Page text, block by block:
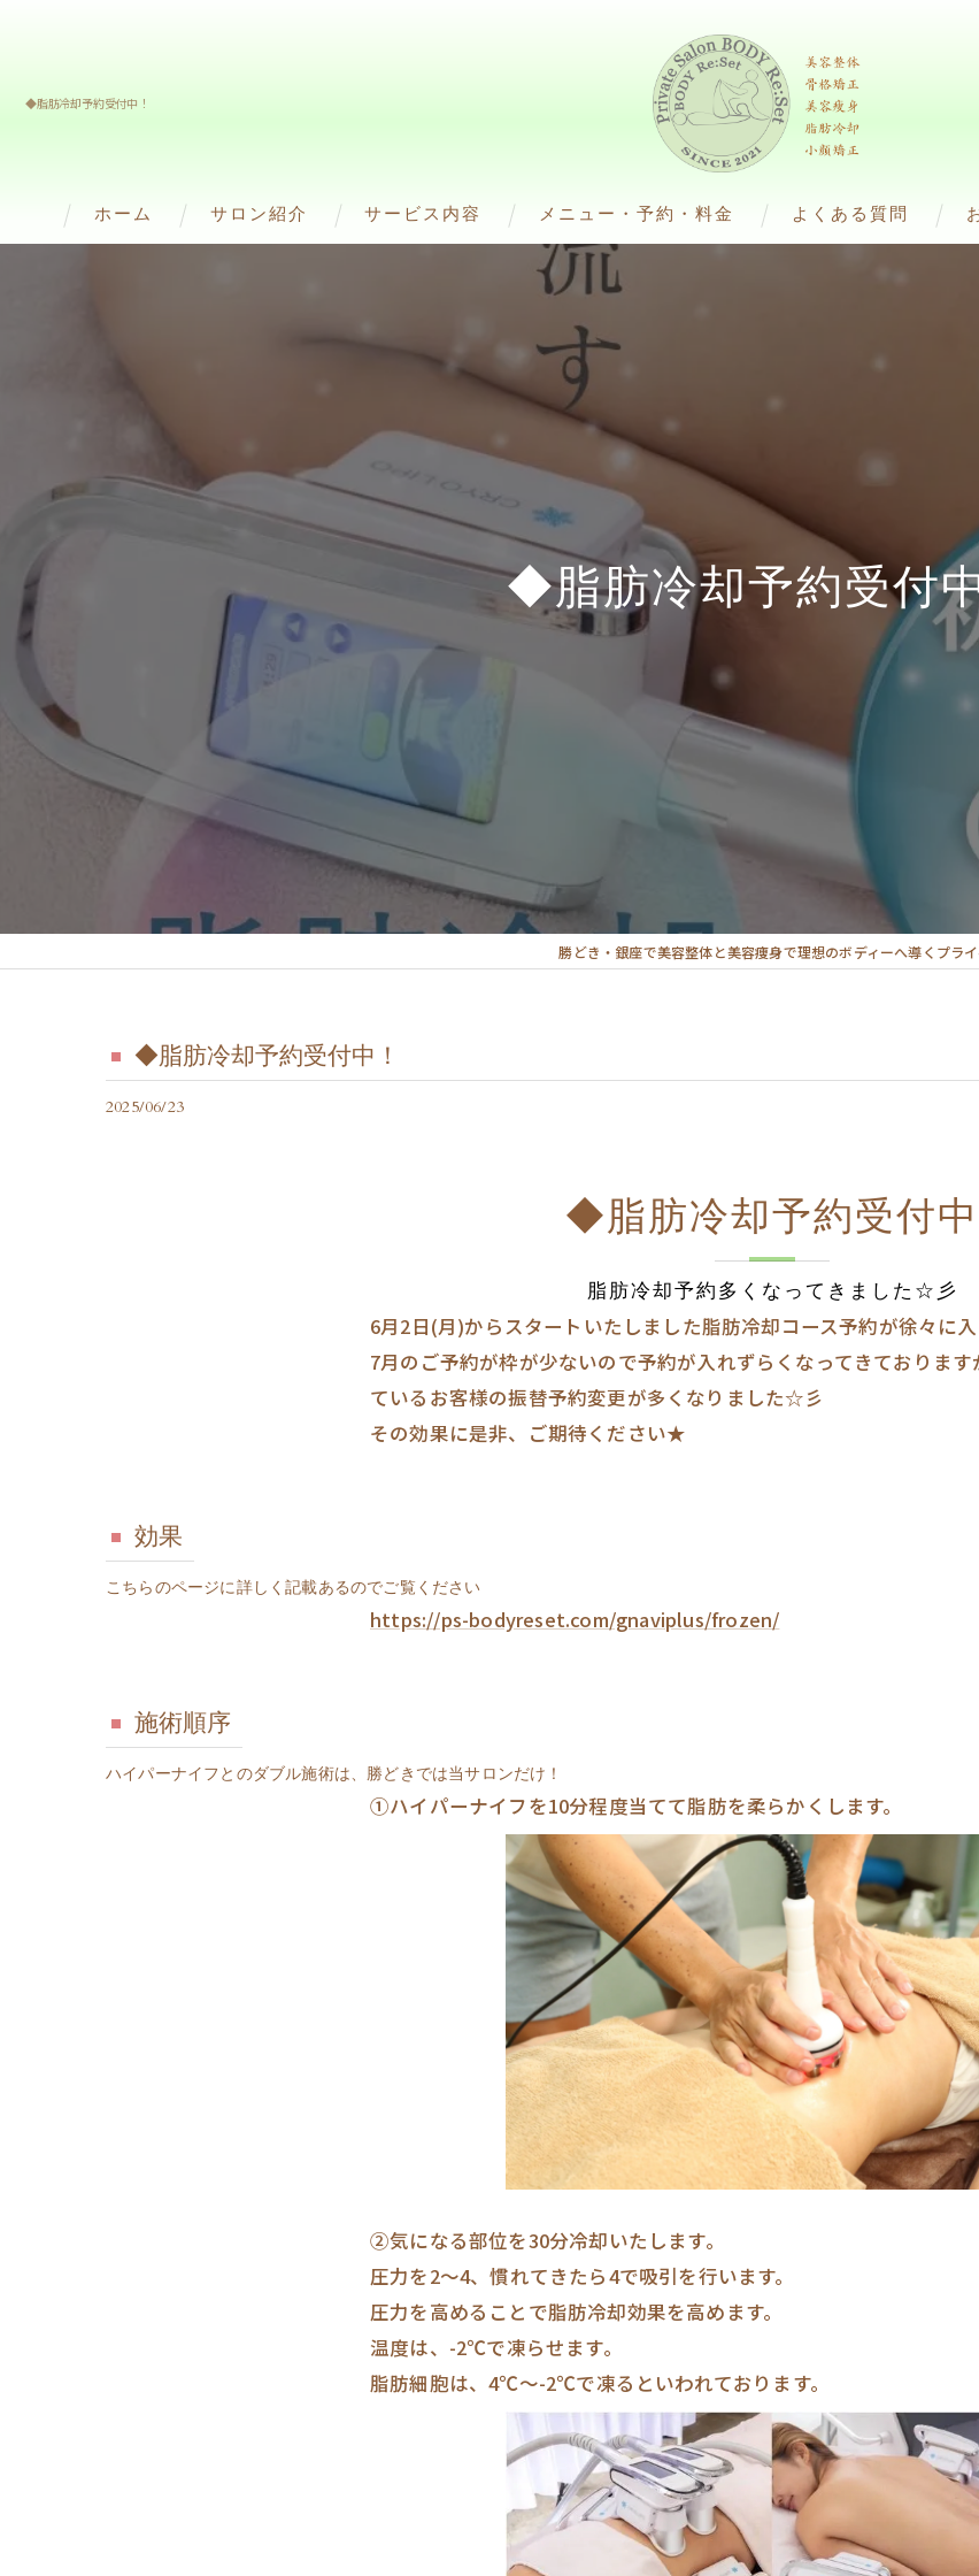
◆脂肪冷却予約受付中！
ホーム サロン紹介 サービス内容
Frozen Philipp（脂肪冷却）
WINBACK BACK4(ウインバック)
RED SHOT(脂肪溶解美容液)
メニュー・予約・料金
ダイエット（脂肪冷却）
整体・エステ（痩身）
よくある質問
◆脂肪冷却予約受付
勝どき・銀座で美容整体と美容痩身で理想のボディーへ導くプラ
◆脂肪冷却予約受付中！
2025/06/23
◆脂肪冷却予約受付中
脂肪冷却予約多くなってきました☆彡
6月2日(月)からスタートいたしました脂肪冷却コース予約が徐々に入
7月のご予約が枠が少ないので予約が入れずらくなってきておりま
ているお客様の振替予約変更が多くなりました☆彡
その効果に是非、ご期待ください★
効果
こちらのページに詳しく記載あるのでご覧ください
https://ps-bodyreset.com/gnaviplus/frozen/
施術順序
ハイパーナイフとのダブル施術は、勝どきでは当サロンだけ！
①ハイパーナイフを10分程度当てて脂肪を柔らかくします。
②気になる部位を30分冷却いたします。
圧力を2～4、慣れてきたら4で吸引を行います。
圧力を高めることで脂肪冷却効果を高めます。
温度は、-2℃で凍らせます。
脂肪細胞は、4℃～-2℃で凍るといわれております。